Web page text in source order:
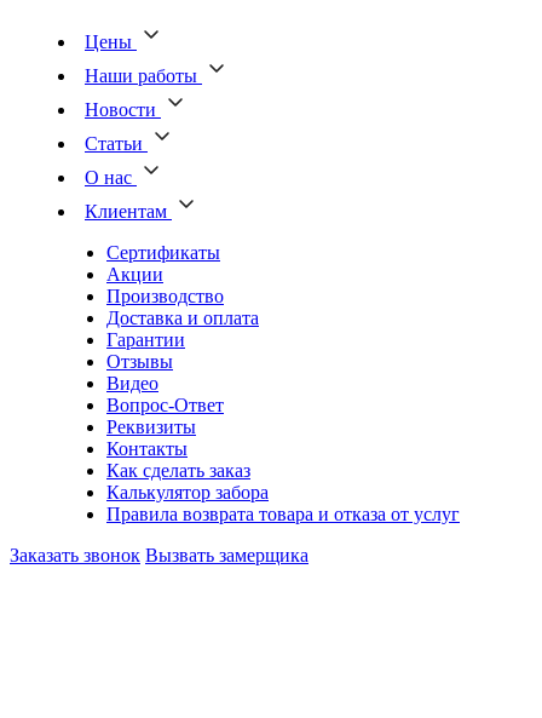
Цены
Наши работы
Новости
Статьи
О нас
Клиентам
Сертификаты
Акции
Производство
Доставка и оплата
Гарантии
Отзывы
Видео
Вопрос-Ответ
Реквизиты
Контакты
Как сделать заказ
Калькулятор забора
Правила возврата товара и отказа от услуг
Заказать звонок Вызвать замерщика